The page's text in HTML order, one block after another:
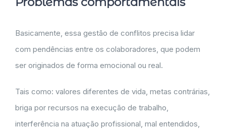
Basicamente, essa gestão de conflitos precisa lidar
com pendências entre os colaboradores, que podem
ser originados de forma emocional ou real.
Tais como: valores diferentes de vida, metas contrárias,
briga por recursos na execução de trabalho,
interferência na atuação profissional, mal entendidos,